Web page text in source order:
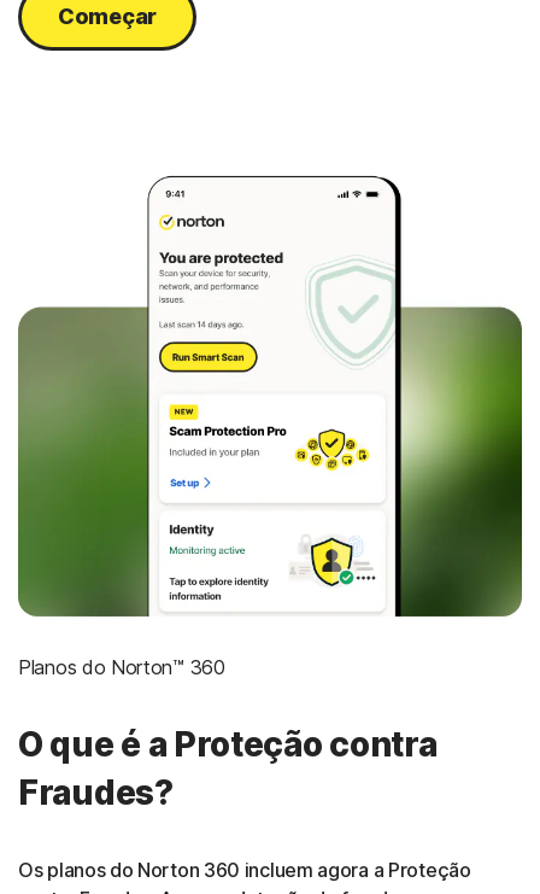
Começar
Planos do Norton™ 360
O que é a Proteção contra
Fraudes?
Os planos do Norton 360 incluem agora a Proteção